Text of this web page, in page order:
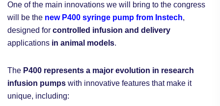
One of the main innovations we will bring to the congress
will be the new P400 syringe pump from Instech,
designed for controlled infusion and delivery
applications in animal models.
The P400 represents a major evolution in research
infusion pumps with innovative features that make it
unique, including: